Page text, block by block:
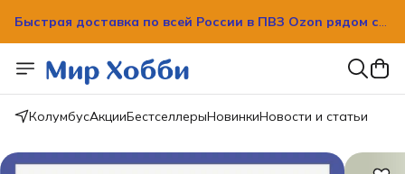
Быстрая доставка по всей России в ПВЗ Ozon рядом с
Быстрая доставка по всей России в ПВЗ Ozon рядом с
вашим домом!
КолумбусАкцииБестселлерыНовинкиНовости и статьи